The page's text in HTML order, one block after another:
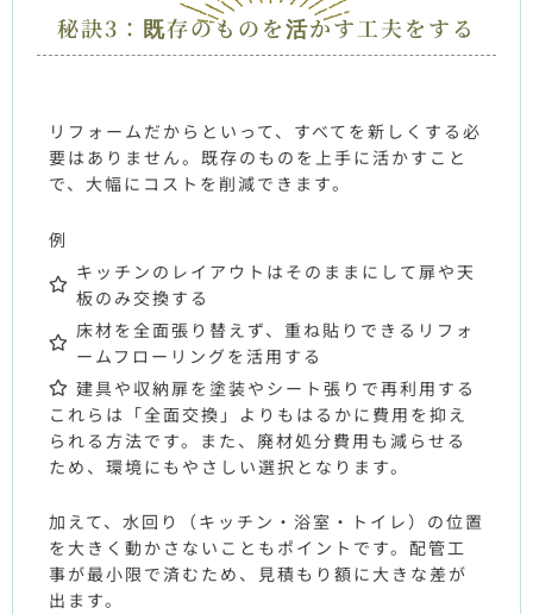
秘訣3：既存のものを活かす工夫をする
リフォームだからといって、すべてを新しくする必
要はありません。既存のものを上手に活かすこと
で、大幅にコストを削減できます。
例
キッチンのレイアウトはそのままにして扉や天
板のみ交換する
床材を全面張り替えず、重ね貼りできるリフォ
ームフローリングを活用する
建具や収納扉を塗装やシート張りで再利用する
これらは「全面交換」よりもはるかに費用を抑え
られる方法です。また、廃材処分費用も減らせる
ため、環境にもやさしい選択となります。
加えて、水回り（キッチン・浴室・トイレ）の位置
を大きく動かさないこともポイントです。配管工
事が最小限で済むため、見積もり額に大きな差が
出ます。